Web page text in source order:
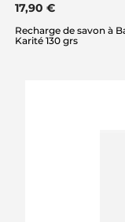
17,90 €
Recharge de savon à
Karité 130 grs